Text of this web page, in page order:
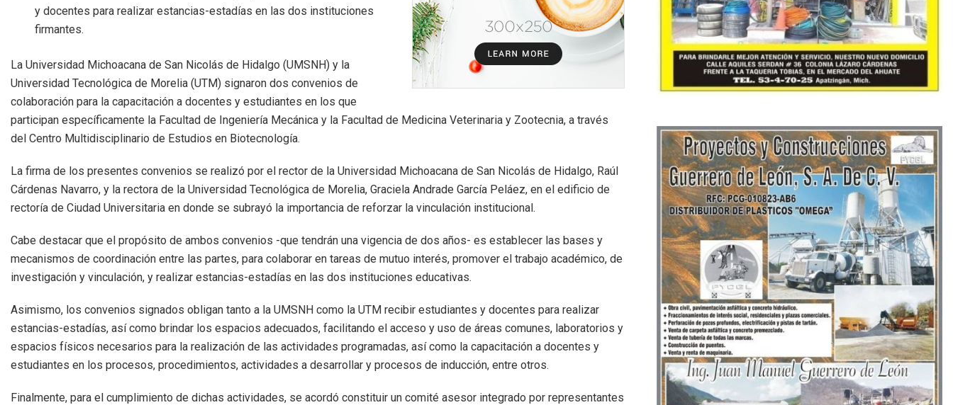
y docentes para realizar estancias-estadías en las dos instituciones
firmantes.
La Universidad Michoacana de San Nicolás de Hidalgo (UMSNH) y la
Universidad Tecnológica de Morelia (UTM) signaron dos convenios de
colaboración para la capacitación a docentes y estudiantes en los que
participan específicamente la Facultad de Ingeniería Mecánica y la Facultad de Medicina Veterinaria y Zootecnia, a través
del Centro Multidisciplinario de Estudios en Biotecnología.
La firma de los presentes convenios se realizó por el rector de la Universidad Michoacana de San Nicolás de Hidalgo, Raúl
Cárdenas Navarro, y la rectora de la Universidad Tecnológica de Morelia, Graciela Andrade García Peláez, en el edificio de
rectoría de Ciudad Universitaria en donde se subrayó la importancia de reforzar la vinculación institucional.
Cabe destacar que el propósito de ambos convenios -que tendrán una vigencia de dos años- es establecer las bases y
mecanismos de coordinación entre las partes, para colaborar en tareas de mutuo interés, promover el trabajo académico, de
investigación y vinculación, y realizar estancias-estadías en las dos instituciones educativas.
Asimismo, los convenios signados obligan tanto a la UMSNH como la UTM recibir estudiantes y docentes para realizar
estancias-estadías, así como brindar los espacios adecuados, facilitando el acceso y uso de áreas comunes, laboratorios y
espacios físicos necesarios para la realización de las actividades programadas, así como la capacitación a docentes y
estudiantes en los procesos, procedimientos, actividades a desarrollar y procesos de inducción, entre otros.
Finalmente, para el cumplimiento de dichas actividades, se acordó constituir un comité asesor integrado por representantes